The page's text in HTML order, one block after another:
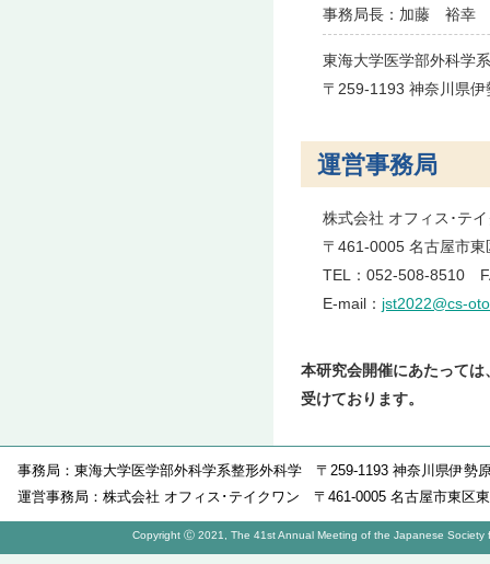
事務局長：加藤 裕幸
東海大学医学部外科
〒259-1193 神奈川県
運営事務局
株式会社 オフィス･テ
〒461-0005 名古屋市
TEL：052-508-8510
E-mail： jst2022@cs-
本研究会開催にあたって
受けております。
事務局：東海大学医学部外科学系整形外科学 〒259-1193 神奈川県伊
運営事務局：株式会社 オフィス･テイクワン 〒461-0005 名古屋市東
Copyright Ⓒ 2021, The 41st Annual Meeting of the Japanese Society